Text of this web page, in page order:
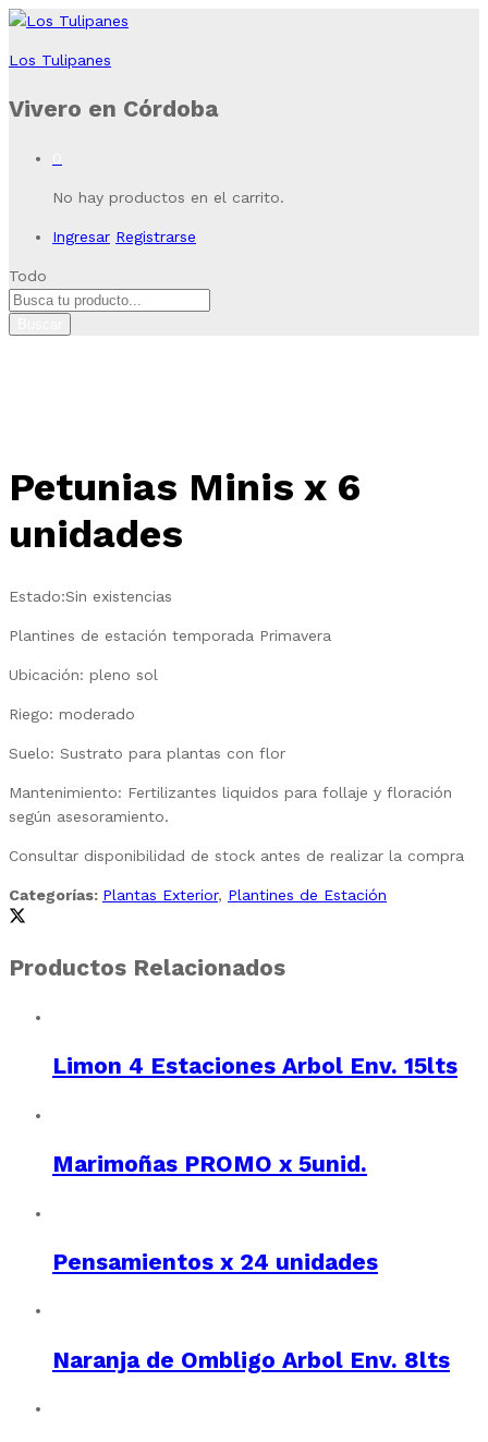
Los Tulipanes
Vivero en Córdoba
No hay productos en el carrito.
Ingresar Registrarse
Todo
Petunias Minis x 6
unidades
Estado:Sin existencias
Plantines de estación temporada Primavera
Ubicación: pleno sol
Riego: moderado
Suelo: Sustrato para plantas con flor
Mantenimiento: Fertilizantes liquidos para follaje y floración
según asesoramiento.
Consultar disponibilidad de stock antes de realizar la compra
Categorías: Plantas Exterior, Plantines de Estación
Productos Relacionados
Limon 4 Estaciones Arbol Env. 15lts
Marimoñas PROMO x 5unid.
Pensamientos x 24 unidades
Naranja de Ombligo Arbol Env. 8lts